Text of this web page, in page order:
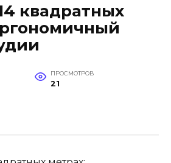
квадратных
ПРОСМОТРОВ
21